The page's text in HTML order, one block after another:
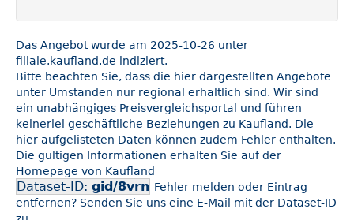
Das Angebot wurde am 2025-10-26 unter
filiale.kaufland.de indiziert.
Bitte beachten Sie, dass die hier dargestellten Angebote
unter Umständen nur regional erhältlich sind. Wir sind
ein unabhängiges Preisvergleichsportal und führen
keinerlei geschäftliche Beziehungen zu Kaufland. Die
hier aufgelisteten Daten können zudem Fehler enthalten.
Die gültigen Informationen erhalten Sie auf der
Homepage von Kaufland
Dataset-ID: gid/8vrn Fehler melden oder Eintrag
entfernen? Senden Sie uns eine E-Mail mit der Dataset-ID